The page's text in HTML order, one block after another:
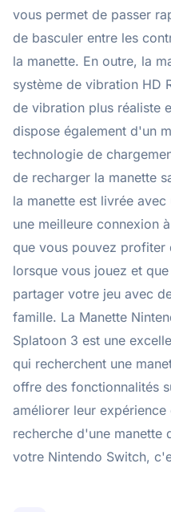
vous permet de passer
de basculer entre les
la manette. En outre, la
système de vibration HD
de vibration plus réaliste
dispose également d'un
technologie de
de recharger la manette
la manette est livrée
une meilleure connexion
que vous pouvez profiter
lorsque vous jouez et
partager votre jeu avec
famille. La Manette
Splatoon 3 est une
qui recherchent une
offre des fonctionnalités
améliorer leur
recherche d'une manette
votre Nintendo Switch,